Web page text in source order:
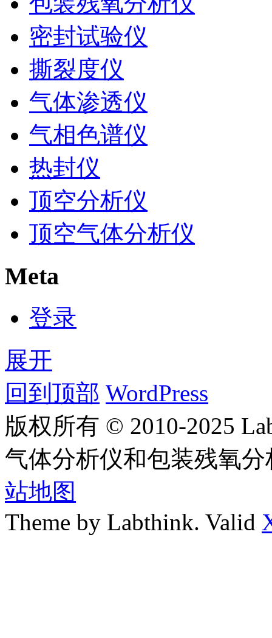
密封试验仪
撕裂度仪
气体渗透仪
气相色谱仪
热封仪
顶空分析仪
顶空气体分析仪
Meta
登录
展开
回到顶部 WordPress
版权所有 © 2010-2025
气体分析仪和包装残氧
站地图
Theme by Labthink. Valid